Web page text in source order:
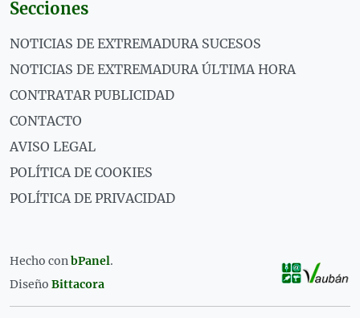
Secciones
NOTICIAS DE EXTREMADURA SUCESOS
NOTICIAS DE EXTREMADURA ÚLTIMA HORA
CONTRATAR PUBLICIDAD
CONTACTO
AVISO LEGAL
POLÍTICA DE COOKIES
POLÍTICA DE PRIVACIDAD
Hecho conbPanel.
Diseño Bittacora